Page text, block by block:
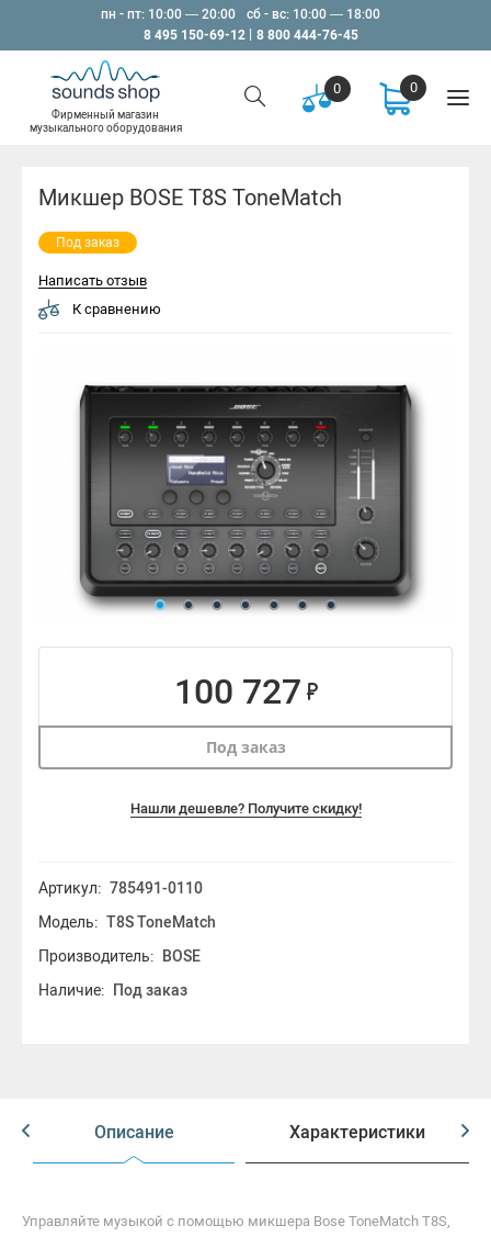
пн - пт: 10:00 — 20:00
сб - вс: 10:00 — 18:00
8 495 150-69-12
8 800 444-76-45
Фирменный магазин
музыкального оборудования
0 0
Микшер BOSE T8S ToneMatch
Под заказ
Написать отзыв
К сравнению
Артикул: 785491-0110
Модель: T8S ToneMatch
Производитель: BOSE
Наличие: Под заказ
100 727
Под заказ
Нашли дешевле? Получите скидку!
Описание Характеристики
Управляйте музыкой с помощью микшера Bose ToneMatch T8S,